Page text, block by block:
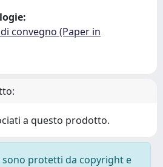
convegno (Paper in
a questo prodotto.
sono protetti da copyright e